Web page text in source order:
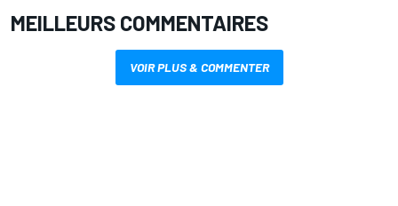
MEILLEURS COMMENTAIRES
VOIR PLUS & COMMENTER